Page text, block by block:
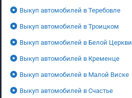
Выкуп автомобилей в Теребовле
Выкуп автомобилей в Троицком
Выкуп автомобилей в Белой Церкви
Выкуп автомобилей в Кременце
Выкуп автомобилей в Малой Виске
Выкуп автомобилей в Счастье